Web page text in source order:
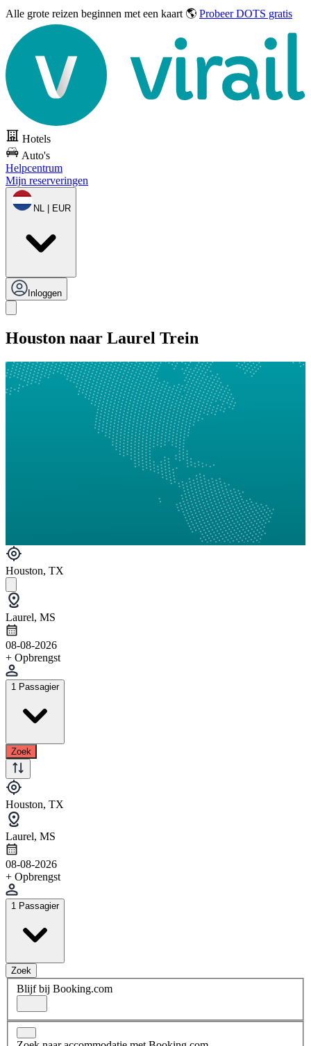
Alle grote reizen beginnen met een kaart 🌎 Probeer DOTS gratis
Hotels
Auto's
Helpcentrum
Mijn reserveringen
NL | EUR
Inloggen
Houston naar Laurel Trein
Houston, TX
Laurel, MS
08-08-2026
+ Opbrengst
1 Passagier
Zoek
Houston, TX
Laurel, MS
08-08-2026
+ Opbrengst
1 Passagier
Zoek
Blijf bij Booking.com